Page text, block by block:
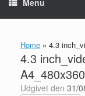
Menu
Home » 4.3
4.3
A4_480x360
Udgivet den 31/